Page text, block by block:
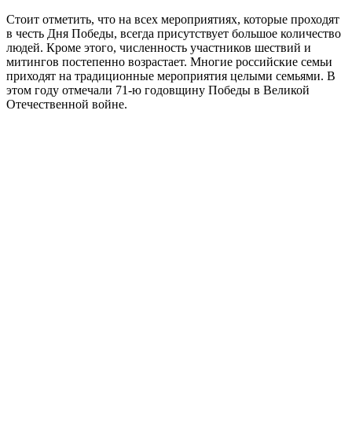
Стоит отметить, что на всех мероприятиях, которые проходят
в честь Дня Победы, всегда присутствует большое количество
людей. Кроме этого, численность участников шествий и
митингов постепенно возрастает. Многие российские семьи
приходят на традиционные мероприятия целыми семьями. В
этом году отмечали 71-ю годовщину Победы в Великой
Отечественной войне.